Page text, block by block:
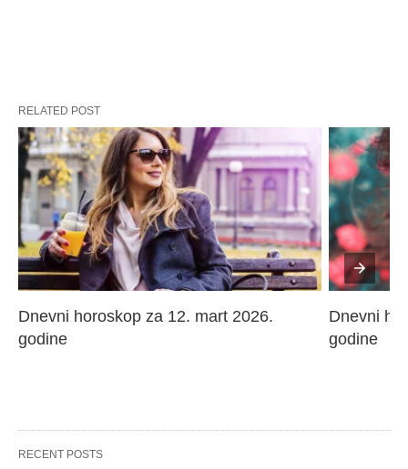
RELATED POST
Dnevni horoskop za 12. mart 2026.
godine
Dnevni
godine
RECENT POSTS